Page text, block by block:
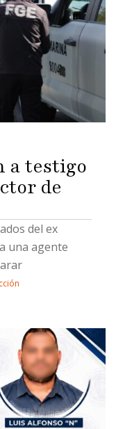
a testigo
de
del ex
una agente